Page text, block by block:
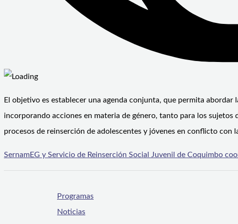
El objetivo es establecer una agenda conjunta, que permita
incorporando acciones en materia de género, tanto para los
procesos de reinserción de adolescentes y jóvenes en conflicto con
SernamEG y Servicio de Reinserción Social Juvenil de Coquimbo
Programas
Noticias